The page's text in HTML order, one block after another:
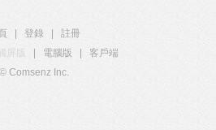
登錄
註冊
觸屏版 電腦版
客戶端
© Comsenz Inc.